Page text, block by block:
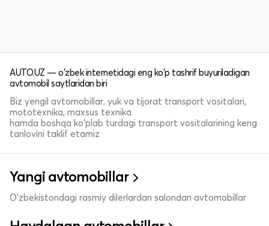
AUTO.UZ — o'zbek internetidagi eng ko'p tashrif buyuriladigan
avtomobil saytlaridan biri
Biz yengil avtomobillar, yuk va tijorat transport vositalari,
mototexnika, maxsus texnika
hamda boshqa ko'plab turdagi transport vositalarining keng
tanlovini taklif etamiz
Yangi avtomobillar
O'zbekistondagi rasmiy dilerlardan salondan avtomobillar